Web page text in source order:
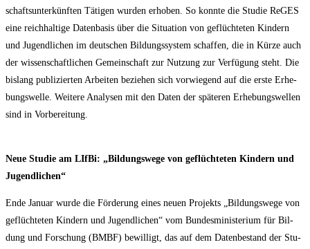
schafts­un­ter­künf­ten Täti­gen wur­den erho­ben. So konn­te die Stu­die ReGES
eine reich­hal­ti­ge Daten­ba­sis über die Situa­ti­on von geflüch­te­ten Kin­dern
und Jugend­li­chen im deut­schen Bil­dungs­sys­tem schaf­fen, die in Kür­ze auch
der wis­sen­schaft­li­chen Gemein­schaft zur Nut­zung zur Ver­fü­gung steht. Die
bis­lang publi­zier­ten Arbei­ten bezie­hen sich vor­wie­gend auf die ers­te Erhe­
bungs­wel­le. Wei­te­re Ana­ly­sen mit den Daten der spä­te­ren Erhe­bungs­wel­len
sind in Vorbereitung.
Neue Stu­die am LIf­Bi: „Bil­dungs­we­ge von geflüch­te­ten Kin­dern und
Jugendlichen“
Ende Janu­ar wur­de die För­de­rung eines neu­en Pro­jekts „Bil­dungs­we­ge von
geflüch­te­ten Kin­dern und Jugend­li­chen“ vom Bun­des­mi­nis­te­ri­um für Bil­
dung und For­schung (BMBF) bewil­ligt, das auf dem Daten­be­stand der Stu­